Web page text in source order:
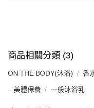
商品相關分類 (3)
ON THE BODY(沐浴) 香
– 美體保養 一般沐浴乳